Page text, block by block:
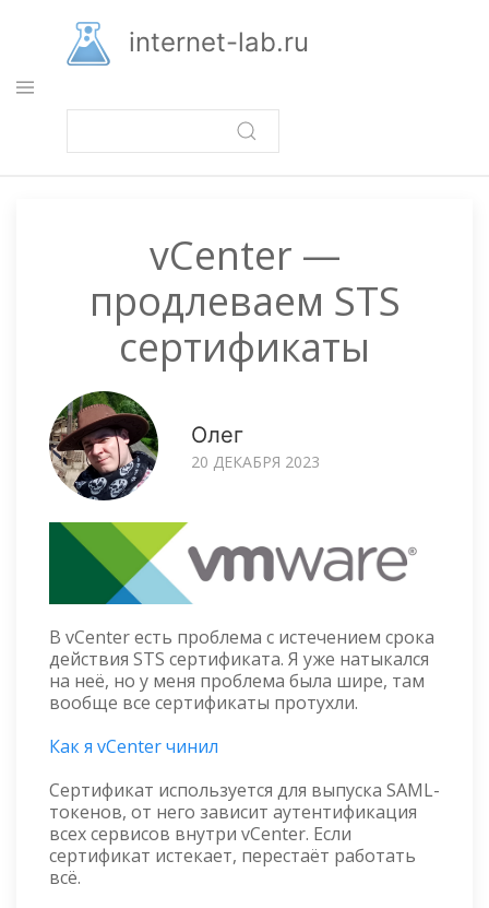
основному
содержанию
internet-lab.ru
vCenter —
продлеваем STS
сертификаты
Олег
20 ДЕКАБРЯ 2023
В vCenter есть проблема с истечением срока
действия STS сертификата. Я уже натыкался
на неё, но у меня проблема была шире, там
вообще все сертификаты протухли.
Как я vCenter чинил
Сертификат используется для выпуска SAML-
токенов, от него зависит аутентификация
всех сервисов внутри vCenter. Если
сертификат истекает, перестаёт работать
всё.